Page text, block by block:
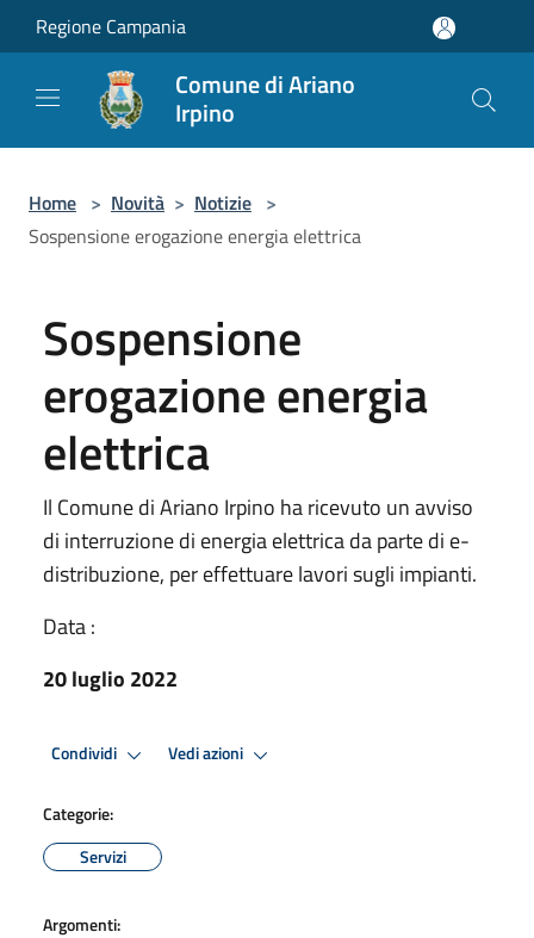
Salta al contenuto principale
Regione Campania
Comune di Ariano
Irpino
Home > Novità > Notizie >
Sospensione erogazione energia elettrica
Sospensione
erogazione energia
elettrica
Il Comune di Ariano Irpino ha ricevuto un avviso
di interruzione di energia elettrica da parte di e-
distribuzione, per effettuare lavori sugli impianti.
Data :
20 luglio 2022
Condividi Vedi azioni
Categorie:
Servizi
Argomenti: